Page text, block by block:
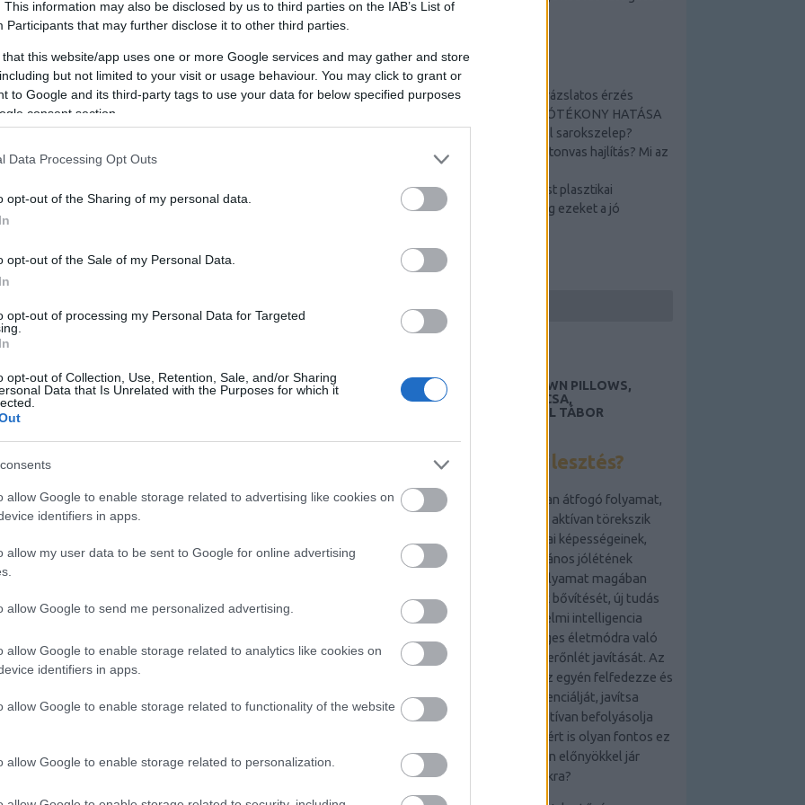
This information may also be disclosed by us to third parties on the IAB’s List of
Participants that may further disclose it to other third parties.
that this website/app uses one or more Google services and may gather and store
but not limited to your visit or usage behaviour. You may click to grant or
to Google and its third-party tags to use your data for below specified purposes
consent section.
Data Processing Opt Outs
opt-out of the Sharing of my personal data.
opt-out of the Sale of my Personal Data.
opt-out of processing my Personal Data for Targeted
opt-out of Collection, Use, Retention, Sale, and/or Sharing
Data that Is Unrelated with the Purposes for which it
allow Google to enable storage related to advertising like cookies on
identifiers in apps.
allow my user data to be sent to Google for online advertising
allow Google to send me personalized advertising.
allow Google to enable storage related to analytics like cookies on
identifiers in apps.
allow Google to enable storage related to functionality of the website
allow Google to enable storage related to personalization.
(IDP)
MUNKAERŐT
|
dollárra nő, ami 41%-os CAGR. Az
már automatizálható, és a Fortune 500 vállalatok
a dokumentumfeldolgozási funkciókban. A
e az adatbeviteli munkaerőt, hanem az, hogy Ön
Az "IDP Workforce Bridge" (IDP Munkaerő Híd)
egy fázisú átmeneti modellt kínál:
mennyiségileg határozza meg a
mielőtt a versenytársak
teszi.
szervezetbe léptem be, ahol az
vagy százhúsz FTE-t számláltak, kézzel
biztosítási igényeket vagy ügyfél-beiratkozási
vélte, hogy dokumentumaik "túl bonyolultak"
Minden esetben tévedtek. Egy 400
télen és nyáron egyaránt.
TOP 5
Tamási termálfürdő _ varázslatos érzés
A TAMÁSI GYÓGYVÍZ JÓTÉKONY HATÁSA
Hogyan működik a Schell sarokszelep?
Hogyan lehetséges a betonvas hajlítás? Mi az
Nehéz döntés a Szeptest plasztikai
sebészetről? Nézze meg ezeket a jó
KERESÉS
HUNGARIAN GOOSE DOWN PILLOWS,
AUTÓEMELŐ, DÍSZTÁRCSA,
LAKÁSFOTÓZÁS, ANGOL TÁBOR
Mi az önfejlesztés?
Az önfejlesztés egy olyan átfogó folyamat,
amely során az egyén aktívan törekszik
személyes és szakmai képességeinek,
tudásának és általános jólétének
fejlesztésére. Ez a folyamat magában
foglalhatja a készségek bővítését, új tudás
elsajátítását, az érzelmi intelligencia
növelését, az egészséges életmódra való
törekvést és a mentális erőnlét javítását. Az
hogy az egyén felfedezze és
kiaknázza saját potenciálját, javítsa
életminőségét és pozitívan befolyásolja
környezetét. De vajon miért is olyan fontos ez
a folyamat, és milyen előnyökkel jár
számunkra?